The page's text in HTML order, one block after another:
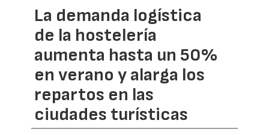
La demanda logística
de la hostelería
aumenta hasta un 50%
en verano y alarga los
repartos en las
ciudades turísticas